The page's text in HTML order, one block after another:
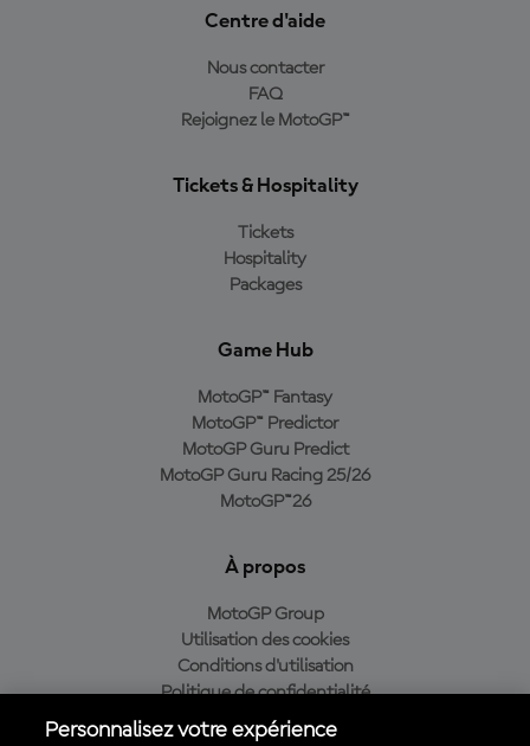
Centre d'aide
Nous contacter
FAQ
Rejoignez le MotoGP™
Tickets & Hospitality
Tickets
Hospitality
Packages
Game Hub
MotoGP™ Fantasy
MotoGP™ Predictor
MotoGP Guru Predict
MotoGP Guru Racing 25/26
MotoGP™26
À propos
MotoGP Group
Utilisation des cookies
Conditions d'utilisation
Politique de confidentialité
Politique d’achat
Personnalisez votre expérience